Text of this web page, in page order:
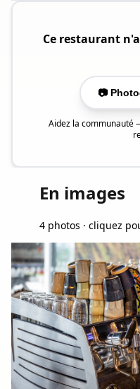
Ce restaurant
📷
Aidez la communauté
En images
4 photos · cliquez